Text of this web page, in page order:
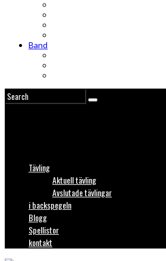
Band
Tävling
Aktuell tävling
Avslutade tävlingar
i backspegeln
Blogg
Spellistor
kontakt